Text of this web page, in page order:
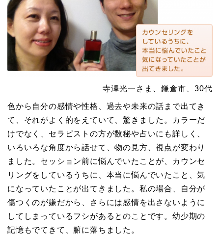
寺澤光一さま、鎌倉市、30代
色から自分の感情や性格、過去や未来の話まで出てき
て、それがよく的をえていて、驚きました。カラーだ
けでなく、セラピストの方が数秘や占いにも詳しく、
いろいろな角度から話せて、物の見方、視点が変わり
ました。セッション前に悩んでいたことが、カウンセ
リングをしているうちに、本当に悩んでいたこと、気
になっていたことが出てきました。私の場合、自分が
傷つくのが嫌だから、さらには感情を出さないように
してしまっているフシがあるとのことです。幼少期の
記憶もでてきて、腑に落ちました。